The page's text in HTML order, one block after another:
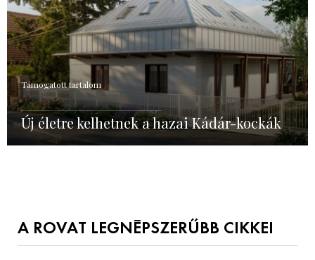
Támogatott tartalom
Új életre kelhetnek a hazai Kádár-kockák
A ROVAT LEGNÉPSZERŰBB CIKKEI